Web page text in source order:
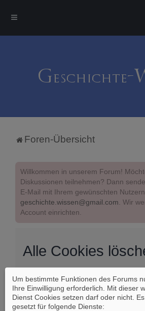
Foren-Übersicht
Willkommen in unserem Forum!
Diskussionen teilnehmen? Dann
E-Mail mit Ihrem gewünschten
geschichte.wissen@gmail.com. Wir
Account einrichten.
Alle Cookies
Sind Sie sich sicher, dass Sie
Boards löschen möchten?
Um bestimmte Funktionen des Forums
Ihre Einwilligung erforderlich. Mit dieser
Dienst Cookies setzen darf oder nicht.
gesetzt für folgende Dienste: